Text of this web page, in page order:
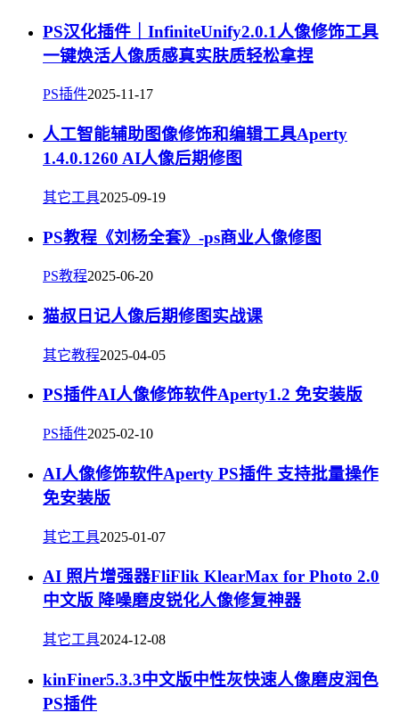
PS汉化插件｜InfiniteUnify2.0.1人像修饰工具
一键焕活人像质感真实肤质轻松拿捏
PS插件2025-11-17
人工智能辅助图像修饰和编辑工具Aperty
1.4.0.1260 AI人像后期修图
其它工具2025-09-19
PS教程《刘杨全套》-ps商业人像修图
PS教程2025-06-20
猫叔日记人像后期修图实战课
其它教程2025-04-05
PS插件AI人像修饰软件Aperty1.2 免安装版
PS插件2025-02-10
AI人像修饰软件Aperty PS插件 支持批量操作
免安装版
其它工具2025-01-07
AI 照片增强器FliFlik KlearMax for Photo 2.0
中文版 降噪磨皮锐化人像修复神器
其它工具2024-12-08
kinFiner5.3.3中文版中性灰快速人像磨皮润色
PS插件